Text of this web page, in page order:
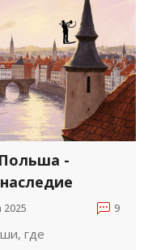
-
2025 9
где